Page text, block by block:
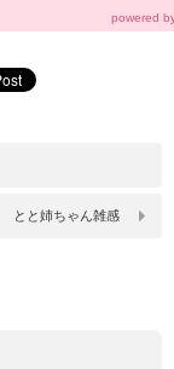
powered
とと姉ちゃん雑感